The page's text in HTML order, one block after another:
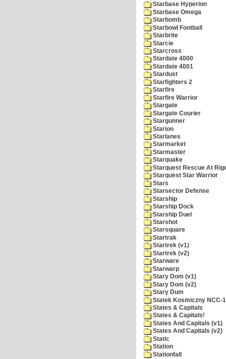
Starbase Hyperion
Starbase Omega
Starbomb
Starbowl Football
Starbrite
Starcie
Starcross
Stardate 4000
Stardate 4001
Stardust
Starfighters 2
Starfire
Starfire Warrior
Stargate
Stargate Courier
Stargunner
Starion
Starlanes
Starmarket
Starmaster
Starquake
Starquest Rescue At
Starquest Star Warrior
Stars
Starsector Defense
Starship
Starship Dock
Starship Duel
Starshot
Starsquare
Startrak
Startrek (v1)
Startrek (v2)
Starware
Starwarp
Stary Dom (v1)
Stary Dom (v2)
Stary Dum
Statek Kosmiczny NCC-
States & Capitals
States & Capitals!
States And Capitals (v1)
States And Capitals (v2)
Static
Station
Stationfall